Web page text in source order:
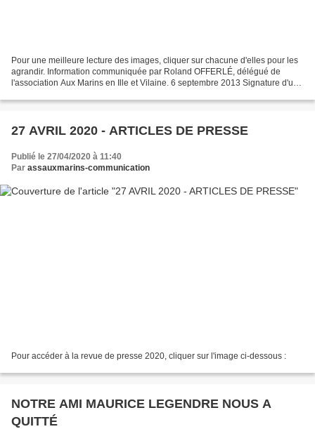
Pour une meilleure lecture des images, cliquer sur chacune d'elles pour les
agrandir. Information communiquée par Roland OFFERLÉ, délégué de
l'association Aux Marins en Ille et Vilaine. 6 septembre 2013 Signature d'une
27 AVRIL 2020 - ARTICLES DE PRESSE
Publié le 27/04/2020 à 11:40
Par assauxmarins-communication
Pour accéder à la revue de presse 2020, cliquer sur l'image ci-dessous :
NOTRE AMI MAURICE LEGENDRE NOUS A
QUITTÉ